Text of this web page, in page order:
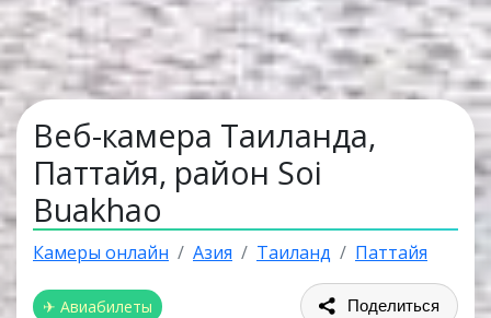
Веб-камера Таиланда,
Паттайя, район Soi
Buakhao
Камеры онлайн Азия Таиланд Паттайя
✈ Авиабилеты Поделиться